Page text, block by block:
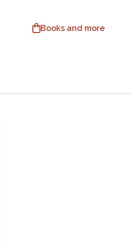
Books and more